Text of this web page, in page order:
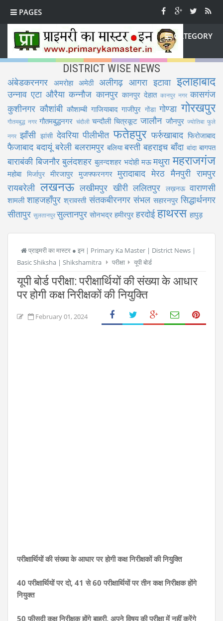
PAGES
CATEGORY
DISTRICT WISE NEWS
अंबेडकरनगर अमरोहा अमेठी अलीगढ़ आगरा इटावा इलाहाबाद
उन्नाव एटा औरैया कन्नौज कानपुर कानपुर देहात कानपुर नगर कासगंज
कुशीनगर कौशांबी कौशाम्बी गाजियाबाद गाजीपुर गोंडा गोण्डा गोरखपुर
गौतमबुद्ध नगर गौतमबुद्धनगर चंदौली चन्दौली चित्रकूट जालौन जौनपुर ज्योतिबा फुले
नगर झाँसी झांसी देवरिया पीलीभीत फतेहपुर फर्रुखाबाद फिरोजाबाद
फैजाबाद बदायूं बरेली बलरामपुर बलिया बस्ती बहराइच बाँदा बांदा बागपत
बाराबंकी बिजनौर बुलंदशहर बुलन्दशहर भदोही मऊ मथुरा महराजगंज
महोबा मिर्जापुर मीरजापुर मुजफ्फरनगर मुरादाबाद मेरठ मैनपुरी रामपुर
रायबरेली लखनऊ लखीमपुर खीरी ललितपुर लख़नऊ वाराणसी
शामली शाहजहाँपुर श्रावस्ती संतकबीरनगर संभल सहारनपुर सिद्धार्थनगर
सीतापुर सुलतानपुरसुल्तानपुर सोनभद्र हमीरपुर हरदोई हाथरस हापुड़
प्राइमरी का मास्टर ● इन | Primary Ka Master | District News |
Basic Shiksha | Shikshamitra
परीक्षा यूपी बोर्ड
यूपी बोर्ड परीक्षा: परीक्षार्थियों की संख्या के आधार
पर होगी कक्ष निरीक्षकों की नियुक्ति
February 01, 2024
परीक्षार्थियों की संख्या के आधार पर होगी कक्ष निरीक्षकों की नियुक्ति
40 परीक्षार्थियों पर दो, 41 से 60 परीक्षार्थियों पर तीन कक्ष निरीक्षक होंगे
नियुक्त
50 फीसदी कक्ष निरीक्षक होंगे बाहरी, अपने विषय की परीक्षा में नहीं करेंगे